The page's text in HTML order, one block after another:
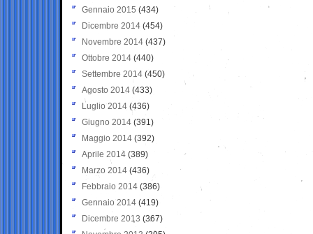
Gennaio 2015 (434)
Dicembre 2014 (454)
Novembre 2014 (437)
Ottobre 2014 (440)
Settembre 2014 (450)
Agosto 2014 (433)
Luglio 2014 (436)
Giugno 2014 (391)
Maggio 2014 (392)
Aprile 2014 (389)
Marzo 2014 (436)
Febbraio 2014 (386)
Gennaio 2014 (419)
Dicembre 2013 (367)